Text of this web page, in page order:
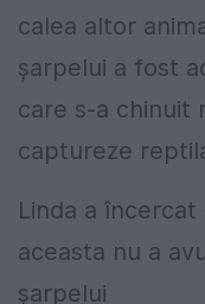
calea altor
șarpelui a fost
care s-a chinuit
captureze
Linda a
aceasta nu a
șarpelui